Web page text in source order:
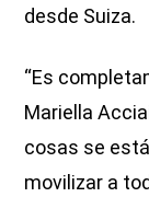
desde Suiza.
“Es
Mariella
cosas se
movilizar a